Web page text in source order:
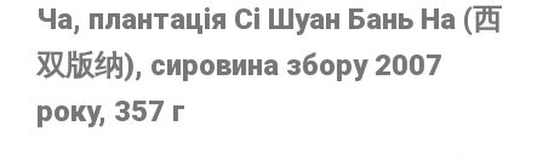
Ча, плантація Сі Шуан Бань На (西
双版纳), сировина збору 2007
року, 357 г